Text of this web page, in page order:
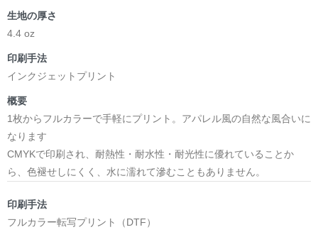
生地の厚さ
4.4 oz
印刷手法
インクジェットプリント
概要
1枚からフルカラーで手軽にプリント。アパレル風の自然な風合いに
なります
CMYKで印刷され、耐熱性・耐水性・耐光性に優れていることか
ら、色褪せしにくく、水に濡れて滲むこともありません。
印刷手法
フルカラー転写プリント（DTF）